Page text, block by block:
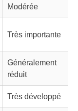
Modérée
Très importante
Généralement
réduit
Très développé